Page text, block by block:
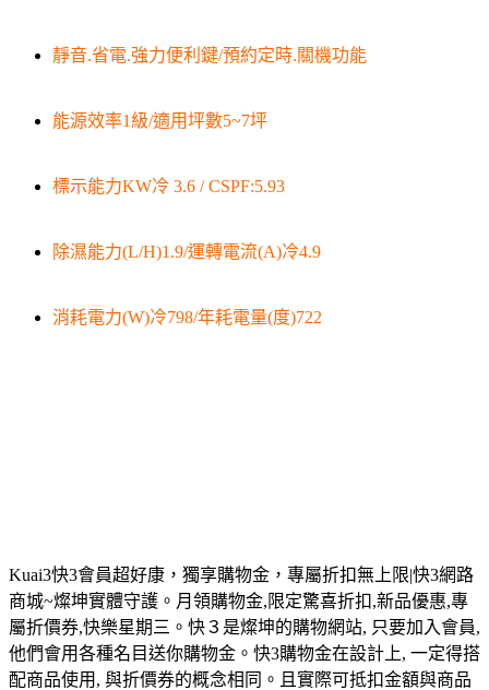
靜音.省電.強力便利鍵/預約定時.關機功能
能源效率1級/適用坪數5~7坪
標示能力KW冷 3.6 / CSPF:5.93
除濕能力(L/H)1.9/運轉電流(A)冷4.9
消耗電力(W)冷798/年耗電量(度)722
Kuai3快3會員超好康，獨享購物金，專屬折扣無上限|快3網路
商城~燦坤實體守護。月領購物金,限定驚喜折扣,新品優惠,專
屬折價券,快樂星期三。快３是燦坤的購物網站, 只要加入會員,
他們會用各種名目送你購物金。快3購物金在設計上, 一定得搭
配商品使用, 與折價券的概念相同。且實際可抵扣金額與商品